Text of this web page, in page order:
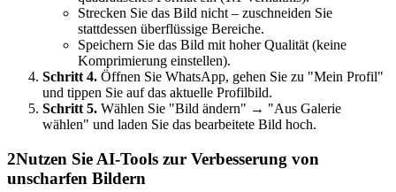
Strecken Sie das Bild nicht – zuschneiden Sie
stattdessen überflüssige Bereiche.
Speichern Sie das Bild mit hoher Qualität (keine
Komprimierung einstellen).
Schritt 4. Öffnen Sie WhatsApp, gehen Sie zu "Mein Profil"
und tippen Sie auf das aktuelle Profilbild.
Schritt 5. Wählen Sie "Bild ändern" → "Aus Galerie
wählen" und laden Sie das bearbeitete Bild hoch.
2Nutzen Sie AI-Tools zur Verbesserung von
unscharfen Bildern